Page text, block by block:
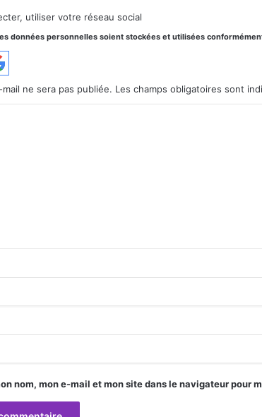
utiliser votre réseau social
données personnelles soient stockées et utilisées
ne sera pas publiée. Les champs obligatoires sont
nom, mon e-mail et mon site dans le navigateur pour